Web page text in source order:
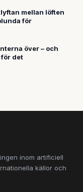
mellan löften
för
över – och
det
inom artificiell
källor och